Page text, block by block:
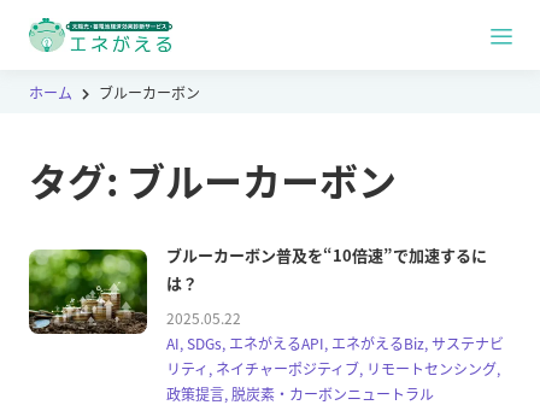
ホーム ブルーカーボン
タグ: ブルーカーボン
ブルーカーボン普及を“10倍速”で加速するに
は？
2025.05.22
AI, SDGs, エネがえるAPI, エネがえるBiz, サステナビ
リティ, ネイチャーポジティブ, リモートセンシング,
政策提言, 脱炭素・カーボンニュートラル